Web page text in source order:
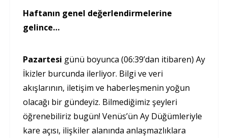
Haftanın genel değerlendirmelerine
gelince…
Pazartesi günü boyunca (06:39’dan itibaren) Ay
İkizler burcunda ilerliyor. Bilgi ve veri
akışlarının, iletişim ve haberleşmenin yoğun
olacağı bir gündeyiz. Bilmediğimiz şeyleri
öğrenebiliriz bugün! Venüs’ün Ay Düğümleriyle
kare açısı, ilişkiler alanında anlaşmazlıklara